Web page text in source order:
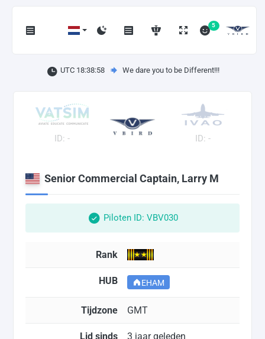
5
UTC 18:38:59 We dare you to be Different!!!
ID: - ID: -
Senior Commercial Captain, Larry M
Piloten ID: VBV030
Rank
HUB EHAM
Tijdzone GMT
Lid sinds 3 jaar geleden